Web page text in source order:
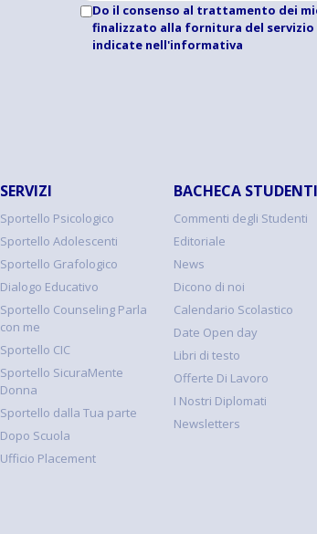
Do il consenso al trattamento dei
finalizzato alla fornitura del servizio
indicate nell'informativa
SERVIZI
Sportello Psicologico
Sportello Adolescenti
Sportello Grafologico
Dialogo Educativo
Sportello Counseling Parla
con me
Sportello CIC
Sportello SicuraMente
Donna
Sportello dalla Tua parte
Dopo Scuola
Ufficio Placement
BACHECA STUDENTI
Commenti degli Studenti
Editoriale
News
Dicono di noi
Calendario Scolastico
Date Open day
Libri di testo
Offerte Di Lavoro
I Nostri Diplomati
Newsletters